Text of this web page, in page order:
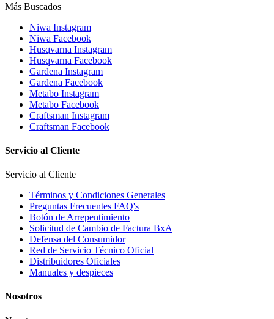
Más Buscados
Niwa Instagram
Niwa Facebook
Husqvarna Instagram
Husqvarna Facebook
Gardena Instagram
Gardena Facebook
Metabo Instagram
Metabo Facebook
Craftsman Instagram
Craftsman Facebook
Servicio al Cliente
Servicio al Cliente
Términos y Condiciones Generales
Preguntas Frecuentes FAQ's
Botón de Arrepentimiento
Solicitud de Cambio de Factura BxA
Defensa del Consumidor
Red de Servicio Técnico Oficial
Distribuidores Oficiales
Manuales y despieces
Nosotros